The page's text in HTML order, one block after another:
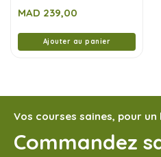
sur
MAD 239,00
Ajouter au panier
Vos courses saines, pour
Commandez